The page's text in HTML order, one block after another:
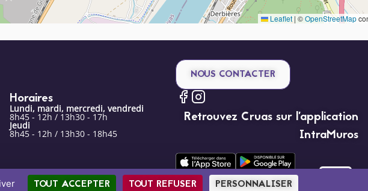
TOUT ACCEPTER TOUT REFUSER PERSONNALISER
Leaflet | ©OpenStreetMap
Horaires
Lundi, mardi, mercredi, vendredi
8h45 - 12h / 13h30 - 17h
Jeudi
8h45 - 12h / 13h30 - 18h45
NOUS CONTACTER
Retrouvez Cruas sur l’application
IntraMuros